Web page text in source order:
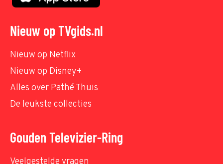
Nieuw op TVgids.nl
Nieuw op Netflix
Nieuw op Disney+
Alles over Pathé Thuis
De leukste collecties
Gouden Televizier-Ring